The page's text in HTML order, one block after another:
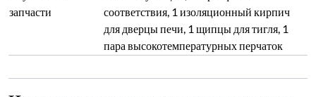
запчасти
соответствия, 1 изоляционный кирпич
для дверцы печи, 1 щипцы для тигля, 1
пара высокотемпературных перчаток